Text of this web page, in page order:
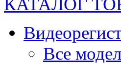
КАТАЛОГ
Все